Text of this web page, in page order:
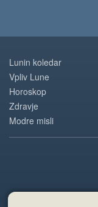
Lunin koledar
Vpliv Lune
Horoskop
Zdravje
Modre misli